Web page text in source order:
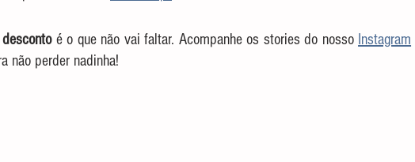
é o que não vai faltar. Acompanhe os stories do nosso Instagram
não perder nadinha!